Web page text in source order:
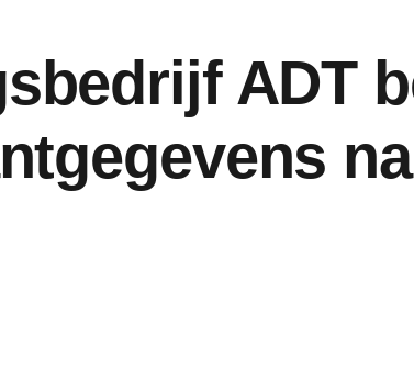
ADT